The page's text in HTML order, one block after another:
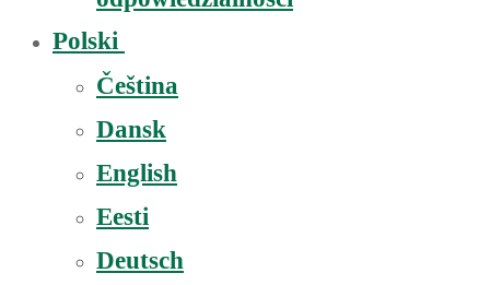
Polski
Čeština
Dansk
English
Eesti
Deutsch